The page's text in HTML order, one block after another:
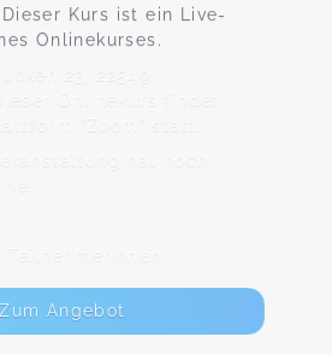
Kurs ist ein Live-
Onlinekurses.
23, 22549
Onlinekurs findet
"Zoom" statt.
hat noch
TeilnehmerInnen
Zum Angebot